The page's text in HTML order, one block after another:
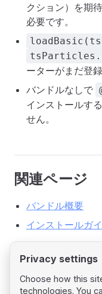
クション）を期
必要です。
ーターがまだ登
バンドルなしで
インストールす
せん。
関連ページ
バンドル概要
インストールガ
Privacy settings
Choose how this
technologies. You